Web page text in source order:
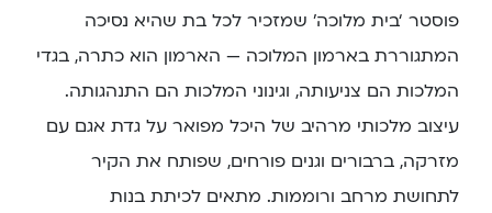
פוסטר ‘בית מלוכה’ שמזכיר לכל בת שהיא נסיכה
המתגוררת בארמון המלוכה — הארמון הוא כתרה, בגדי
המלכות הם צניעותה, וגינוני המלכות הם התנהגותה.
עיצוב מלכותי מרהיב של היכל מפואר על גדת אגם עם
מזרקה, ברבורים וגנים פורחים, שפותח את הקיר
לתחושת מרחב ורוממות. מתאים לכיתת בנות